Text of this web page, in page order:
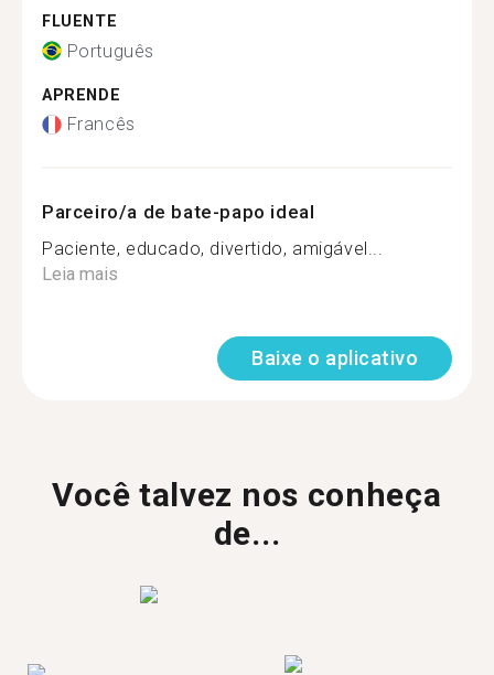
FLUENTE
Português
APRENDE
Francês
Parceiro/a de bate-papo ideal
Paciente, educado, divertido, amigável...
Leia mais
Baixe o aplicativo
Você talvez nos conheça
de...